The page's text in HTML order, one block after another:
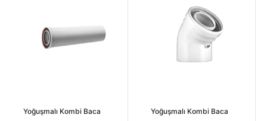
Yoğuşmalı Kombi Baca
Yoğuşmalı Kombi Baca